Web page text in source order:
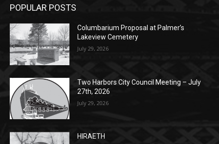
POPULAR POSTS
Columbarium Proposal at Palmer’s
Lakeview Cemetery
July 29, 2026
Two Harbors City Council Meeting – July
27th, 2026
July 29, 2026
HIRAETH